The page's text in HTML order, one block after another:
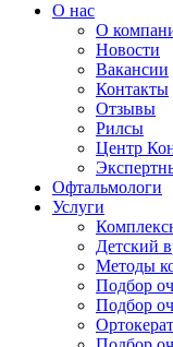
О нас
О
Новости
Вакансии
Контакты
Отзывы
Рилсы
Центр
Офтальмологи
Услуги
Детский
Методы
Подбор
Подбор